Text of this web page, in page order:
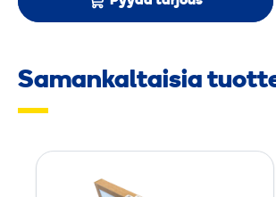
Samankaltaisia